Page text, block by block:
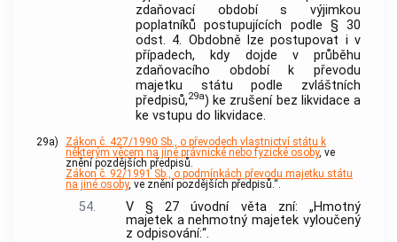
zdaňovací období s výjimkou
poplatníků postupujících podle § 30
odst. 4. Obdobně lze postupovat i v
případech, kdy dojde v průběhu
zdaňovacího období k převodu
majetku státu podle zvláštních
předpisů,29a) ke zrušení bez likvidace a
ke vstupu do likvidace.
29a)
Zákon č. 427/1990 Sb., o převodech vlastnictví státu k
některým věcem na jiné právnické nebo fyzické osoby, ve
znění pozdějších předpisů.
Zákon č. 92/1991 Sb., o podmínkách převodu majetku státu
na jiné osoby, ve znění pozdějších předpisů.“.
54.
V § 27 úvodní věta zní: „Hmotný
majetek a nehmotný majetek vyloučený
z odpisování:“.